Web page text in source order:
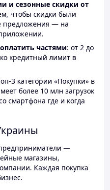
и сезонные скидки от
чтобы скидки были
предложения — на
оплатить частями: от 2 до
кредитный лимит в
3 категории «Покупки» в
более 10 млн загрузок
смартфона где и когда
—
магазины,
Каждая покупка